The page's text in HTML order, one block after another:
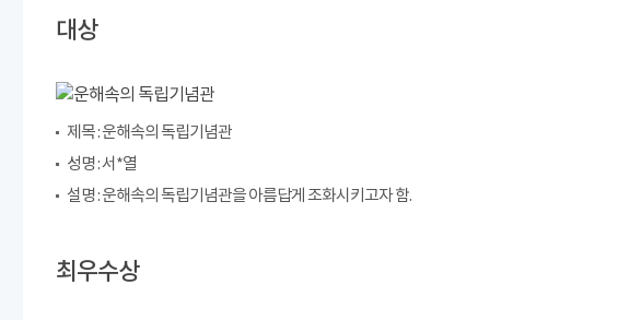
대상
제목 : 운해속의 독립기념관
성명 : 서*열
설명 : 운해속의 독립기념관을 아름답게 조화시키고자 함.
최우수상